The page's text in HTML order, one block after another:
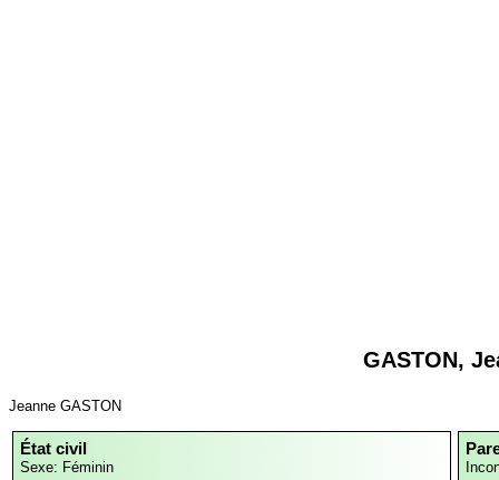
GASTON,
Jeanne GASTON
État civil
Sexe: Féminin